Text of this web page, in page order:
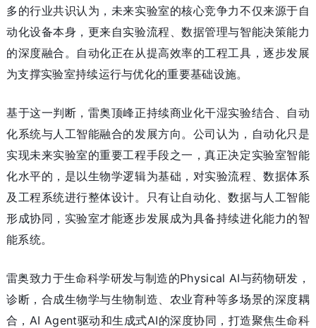
多的行业共识认为，未来实验室的核心竞争力不仅来源于自
动化设备本身，更来自实验流程、数据管理与智能决策能力
的深度融合。自动化正在从提高效率的工程工具，逐步发展
为支撑实验室持续运行与优化的重要基础设施。
基于这一判断，雷奥顶峰正持续商业化干湿实验结合、自动
化系统与人工智能融合的发展方向。公司认为，自动化只是
实现未来实验室的重要工程手段之一，真正决定实验室智能
化水平的，是以生物学逻辑为基础，对实验流程、数据体系
及工程系统进行整体设计。只有让自动化、数据与人工智能
形成协同，实验室才能逐步发展成为具备持续进化能力的智
能系统。
雷奥致力于生命科学研发与制造的Physical AI与药物研发，
诊断，合成生物学与生物制造、农业育种等多场景的深度耦
合，AI Agent驱动和生成式AI的深度协同，打造聚焦生命科